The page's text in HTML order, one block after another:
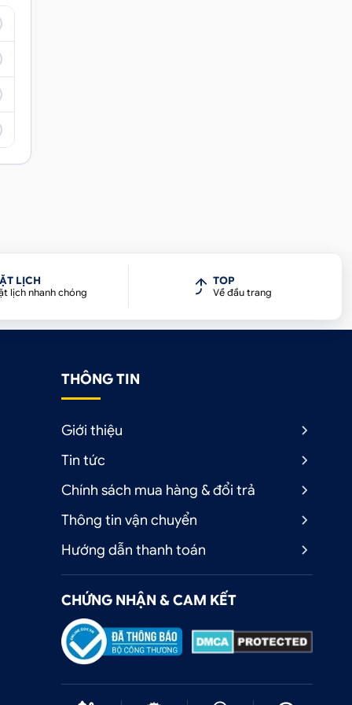
LỊCH
lịch nhanh chóng
TOP
Về đầu trang
THÔNG TIN
Giới thiệu
Tin tức
Chính sách mua hàng & đổi trả
Thông tin vận chuyển
Hướng dẫn thanh toán
CHỨNG NHẬN & CAM KẾT